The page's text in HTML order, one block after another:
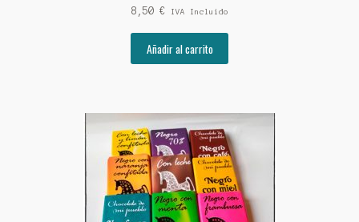
8,50 € IVA Incluido
Añadir al carrito